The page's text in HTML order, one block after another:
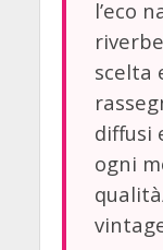
l’eco
scelta
diffusi
ogni